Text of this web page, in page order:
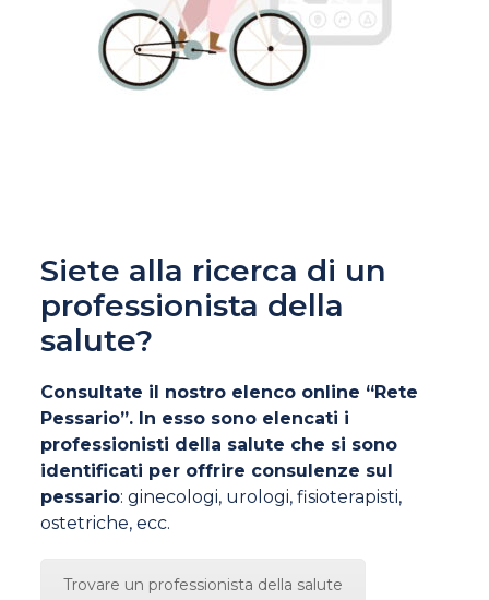
Siete alla ricerca di un
professionista della
salute?
Consultate il nostro elenco online “Rete
Pessario”. In esso sono elencati i
professionisti della salute che si sono
identificati per offrire consulenze sul
pessario: ginecologi, urologi, fisioterapisti,
ostetriche, ecc.
Trovare un professionista della salute